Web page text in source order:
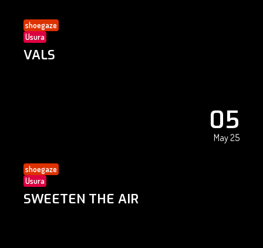
shoegaze
Usura
VALS
05
May 25
shoegaze
Usura
SWEETEN THE AIR